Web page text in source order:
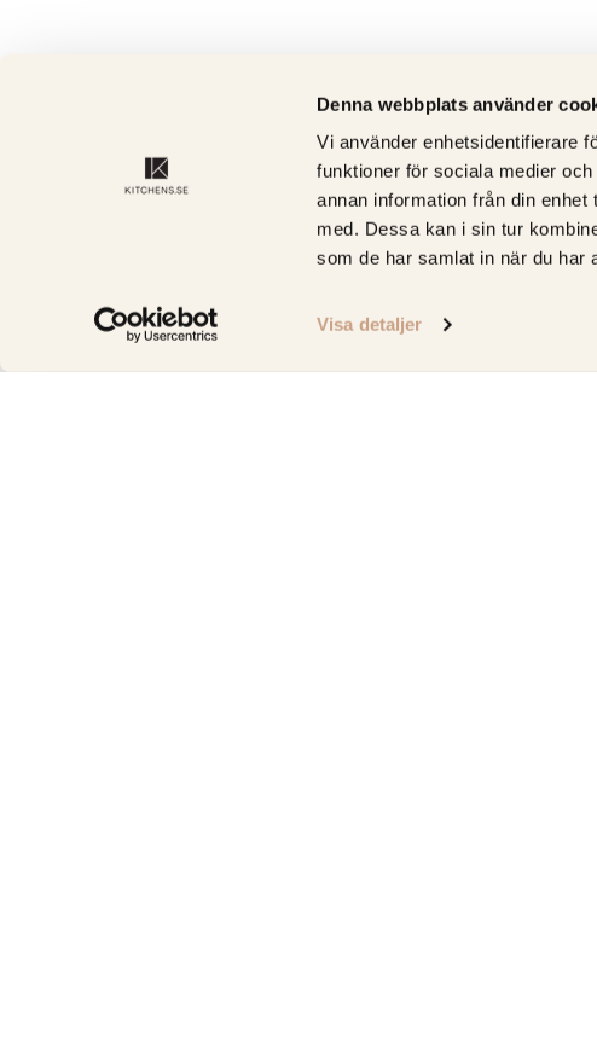
Denna webbplats använder
Vi använder enhetsidentifierare
funktioner för sociala medier
annan information från din
med. Dessa kan i sin tur
som de har samlat in när du har
Visa detaljer